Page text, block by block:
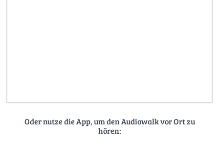
Oder nutze die App, um den Audiowalk vor Ort zu
hören: